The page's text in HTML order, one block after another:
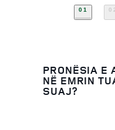
01
PRONËSIA E
NË EMRIN
SUAJ?